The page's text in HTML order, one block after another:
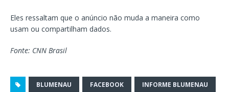
Eles ressaltam que o anúncio não muda a maneira como
usam ou compartilham dados.
Fonte: CNN Brasil
BLUMENAU FACEBOOK INFORME BLUMENAU